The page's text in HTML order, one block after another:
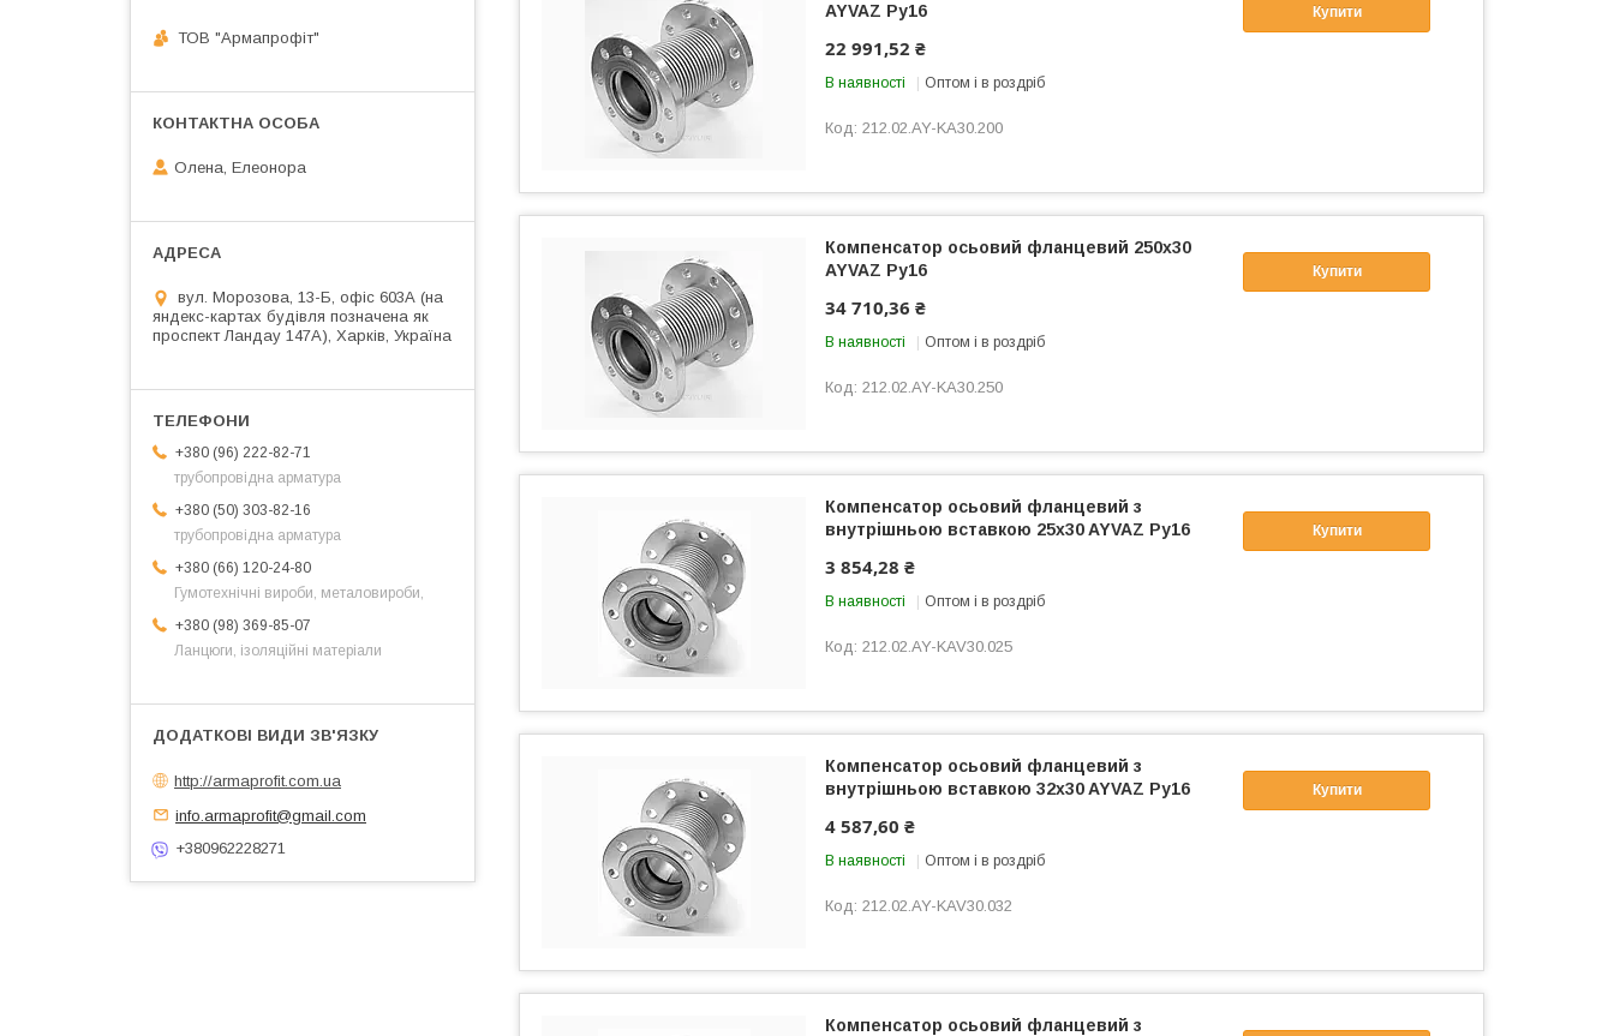
Купити
AYVAZ Ру16
22 991,52 ₴
В наявності Оптом і в роздріб
212.02.AY-KA30.200
Купити
Компенсатор осьовий фланцевий 250x30
AYVAZ Ру16
34 710,36 ₴
В наявності Оптом і в роздріб
212.02.AY-KA30.250
Купити
Компенсатор осьовий фланцевий з
внутрішньою вставкою 25x30 AYVAZ Ру16
3 854,28 ₴
В наявності Оптом і в роздріб
212.02.AY-KAV30.025
Купити
Компенсатор осьовий фланцевий з
внутрішньою вставкою 32x30 AYVAZ Ру16
4 587,60 ₴
В наявності Оптом і в роздріб
212.02.AY-KAV30.032
Компенсатор осьовий фланцевий з
ТОВ "Армапрофіт"
Олена, Елеонора
вул. Морозова, 13-Б, офіс 603А (на
яндекс-картах будівля позначена як
проспект Ландау 147А), Харків, Україна
+380 (96) 222-82-71
трубопровідна арматура
+380 (50) 303-82-16
трубопровідна арматура
+380 (66) 120-24-80
Гумотехнічні вироби, металовироби,
+380 (98) 369-85-07
Ланцюги, ізоляційні матеріали
http://armaprofit.com.ua
info.armaprofit@gmail.com
+380962228271